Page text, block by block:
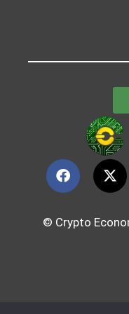
© Crypto